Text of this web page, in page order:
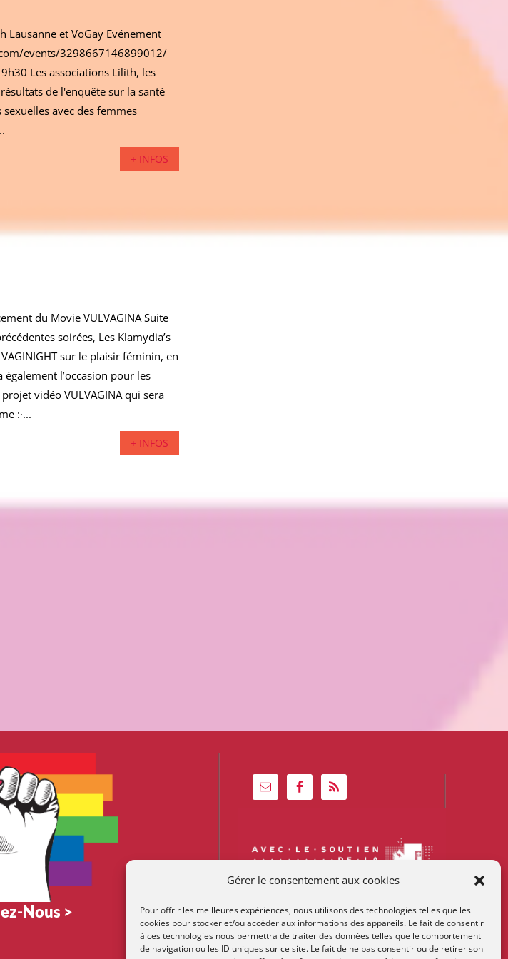
Gérer le consentement aux cookies
Pour offrir les meilleures expériences, nous utilisons des technologies telles que les
cookies pour stocker et/ou accéder aux informations des appareils. Le fait de consentir
à ces technologies nous permettra de traiter des données telles que le comportement
de navigation ou les ID uniques sur ce site. Le fait de ne pas consentir ou de retirer son
Lausanne et VoGay Evénement
events/3298667146899012/
Les associations Lilith, les
de l'enquête sur la santé
avec des femmes
+ INFOS
du Movie VULVAGINA Suite
soirées, Les Klamydia’s
sur le plaisir féminin, en
l’occasion pour les
vidéo VULVAGINA qui sera
:·...
+ INFOS
Nous >